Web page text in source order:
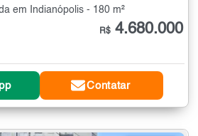
em Indianópolis - 180 m²
R$ 4.680.000
Contatar